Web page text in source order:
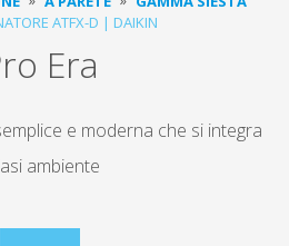
ATFX-D | DAIKIN
Era
e moderna che si integra
ambiente